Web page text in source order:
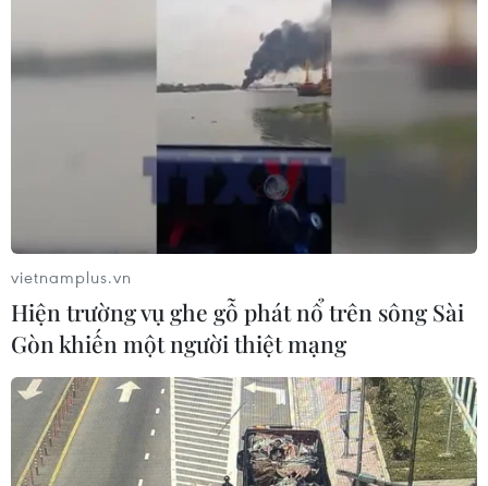
vietnamplus.vn
Hiện trường vụ ghe gỗ phát nổ trên sông Sài
Gòn khiến một người thiệt mạng